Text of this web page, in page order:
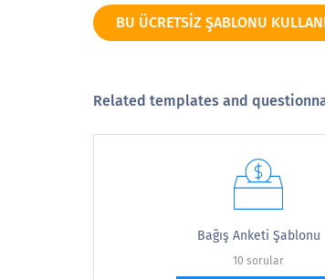
LÜTFEN AŞAĞIDAKİ
BU ÜCRETSIZ ŞABLONU
Related templates and
Bağış Anketi Şablonu
10 sorular